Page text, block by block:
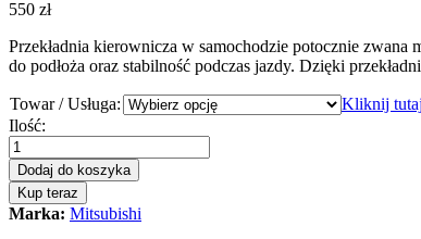
550 zł
Przekładnia kierownicza w samochodzie potocznie
do podłoża oraz stabilność podczas jazdy. Dzięki
Towar / Usługa:
Kliknij
Przekładnia
kierownicza
-
maglownica
Mitsubishi
Outlander
Ilość:
Dodaj do koszyka
Kup teraz
Marka: Mitsubishi